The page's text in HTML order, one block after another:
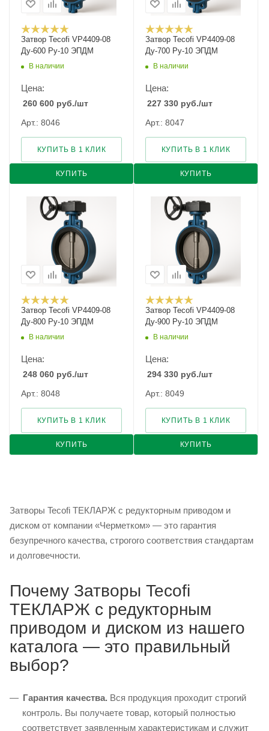
Затвор Tecofi VP4409-08
Ду-600 Ру-10 ЭПДМ
В наличии
Цена:
260 600 руб./шт
Арт.: 8046
КУПИТЬ
КУПИТЬ В 1 КЛИК
Затвор Tecofi VP4409-08
Ду-700 Ру-10 ЭПДМ
В наличии
Цена:
227 330 руб./шт
Арт.: 8047
КУПИТЬ
КУПИТЬ В 1 КЛИК
Затвор Tecofi VP4409-08
Ду-800 Ру-10 ЭПДМ
В наличии
Цена:
248 060 руб./шт
Арт.: 8048
КУПИТЬ
КУПИТЬ В 1 КЛИК
Затвор Tecofi VP4409-08
Ду-900 Ру-10 ЭПДМ
В наличии
Цена:
294 330 руб./шт
Арт.: 8049
КУПИТЬ
КУПИТЬ В 1 КЛИК
Затворы Tecofi ТЕКЛАРЖ с редукторным приводом и
диском от компании «Черметком» — это гарантия
безупречного качества, строгого соответствия стандартам
и долговечности.
Почему Затворы Tecofi
ТЕКЛАРЖ с редукторным
приводом и диском из нашего
каталога — это правильный
выбор?
Гарантия качества. Вся продукция проходит строгий
контроль. Вы получаете товар, который полностью
соответствует заявленным характеристикам и служит